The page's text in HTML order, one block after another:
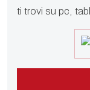
ti trovi su pc,